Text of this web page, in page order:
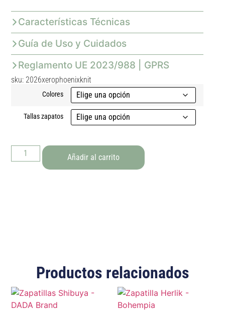
Características Técnicas
Guía de Uso y Cuidados
Reglamento UE 2023/988 | GPRS
sku: 2026xerophoenixknit
Colores
Tallas zapatos
Añadir al carrito
Productos relacionados